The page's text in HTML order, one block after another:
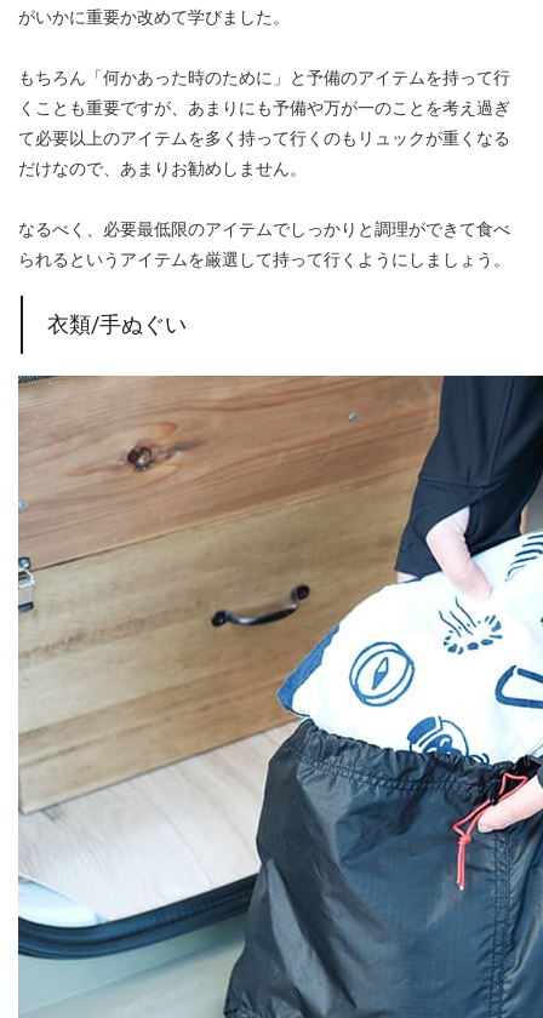
がいかに重要か改めて学びました。
もちろん「何かあった時のために」と予備のアイテムを持って行
くことも重要ですが、あまりにも予備や万が一のことを考え過ぎ
て必要以上のアイテムを多く持って行くのもリュックが重くなる
だけなので、あまりお勧めしません。
なるべく、必要最低限のアイテムでしっかりと調理ができて食べ
られるというアイテムを厳選して持って行くようにしましょう。
衣類/手ぬぐい